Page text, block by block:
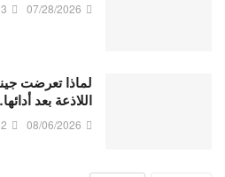
07/28/2026
لماذا تعرضت
اللاذعة بعد
08/06/2026